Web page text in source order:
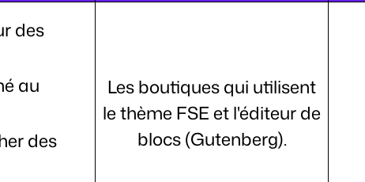
des
au
des
Les boutiques qui utilisent
le thème FSE et l'éditeur de
blocs (Gutenberg).